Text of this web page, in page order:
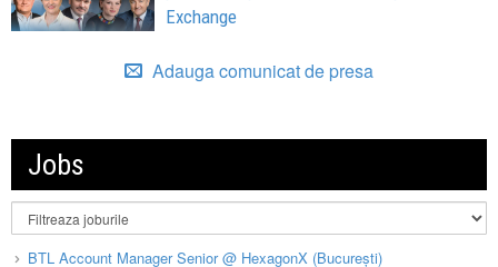
Exchange
Adauga comunicat de presa
Jobs
BTL Account Manager Senior @ HexagonX (București)